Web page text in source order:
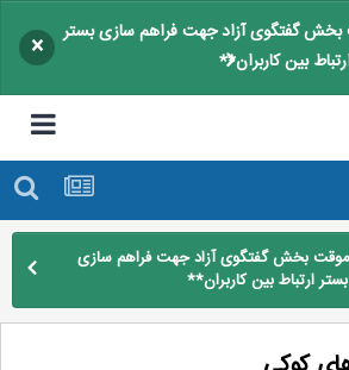
گفتگوی آزاد جهت فراهم سازی بستر
بین کاربران**
×
بخش گفتگوی آزاد جهت فراهم سازی
ارتباط بین کاربران**